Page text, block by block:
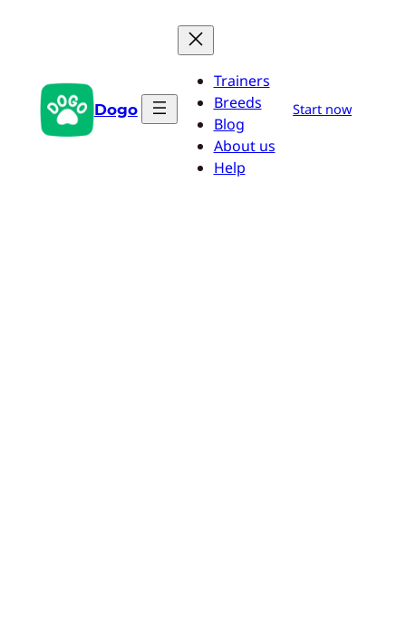
Dogo
Trainers
Breeds
Blog
About us
Help
Start now